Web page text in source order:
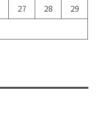
27 28
29